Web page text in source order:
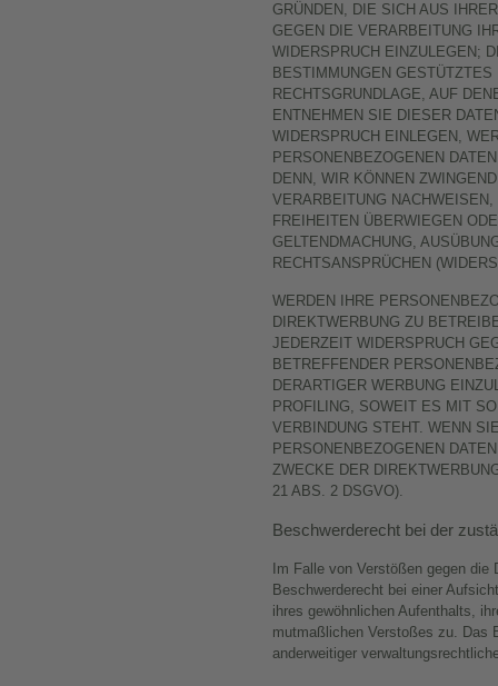
GRÜNDEN, DIE SICH AUS
GEGEN DIE VERARBEITUNG
WIDERSPRUCH EINZULEGEN;
BESTIMMUNGEN
RECHTSGRUNDLAGE, AUF
ENTNEHMEN SIE DIESER
WIDERSPRUCH EINLEGEN,
PERSONENBEZOGENEN
DENN, WIR KÖNNEN
VERARBEITUNG
FREIHEITEN ÜBERWIEGEN
GELTENDMACHUNG,
RECHTSANSPRÜCHEN
WERDEN IHRE
DIREKTWERBUNG ZU
JEDERZEIT WIDERSPRUCH
BETREFFENDER
DERARTIGER WERBUNG
PROFILING, SOWEIT ES MIT
VERBINDUNG STEHT. WENN
PERSONENBEZOGENEN
ZWECKE DER
21 ABS. 2 DSGVO).
Beschwerderecht bei der
Im Falle von Verstößen gegen
Beschwerderecht bei einer
ihres gewöhnlichen Aufenthalts,
mutmaßlichen Verstoßes zu. Das
anderweitiger